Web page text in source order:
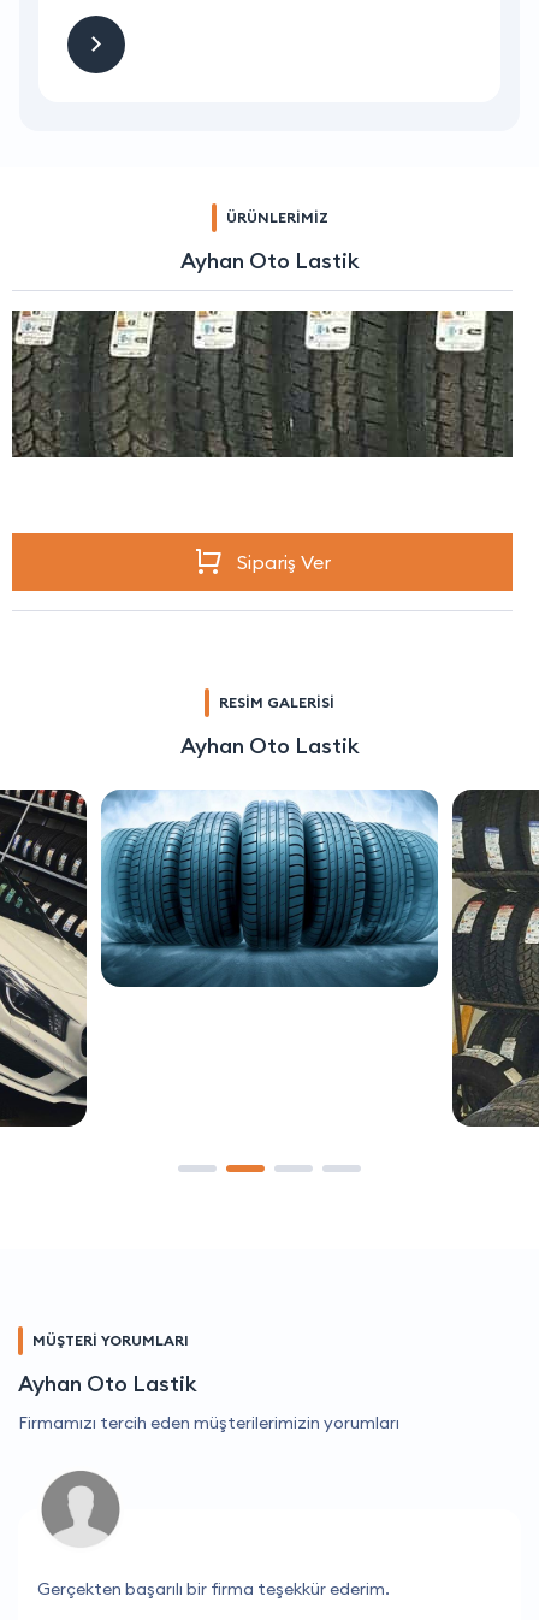
ÜRÜNLERİMİZ
Ayhan Oto Lastik
Sipariş Ver
RESİM GALERİSİ
Ayhan Oto Lastik
MÜŞTERİ YORUMLARI
Ayhan Oto Lastik
Firmamızı tercih eden müşterilerimizin yorumları
Gerçekten başarılı bir firma teşekkür ederim.